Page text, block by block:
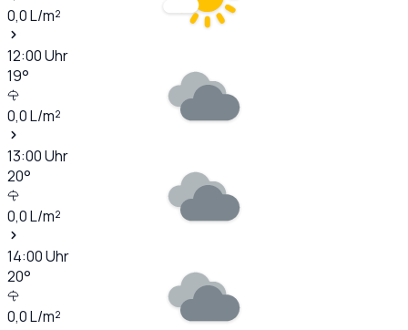
0,0L/m²
12:00Uhr
19°
0,0L/m²
13:00Uhr
20°
0,0L/m²
14:00Uhr
20°
0,0L/m²